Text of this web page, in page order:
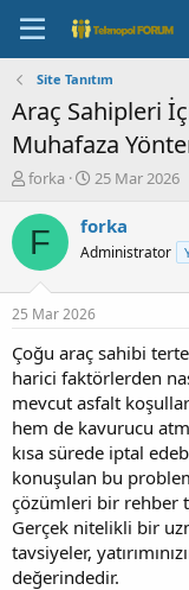
Site Tanıtım
Araç Sahipleri
Muhafaza
K
n
b
u
u
b
a
l
a
t
a
n
forka
B
ş
l
a
g
ı
ç
t
a
r
i
h
i
25 Mar 2026
F forka
Administrator
25 Mar 2026
Çoğu araç sahibi
harici faktörlerden
mevcut asfalt
hem de kavurucu
kısa sürede iptal
konuşulan bu
çözümleri bir rehber
Gerçek nitelikli bir
tavsiyeler,
değerindedir.